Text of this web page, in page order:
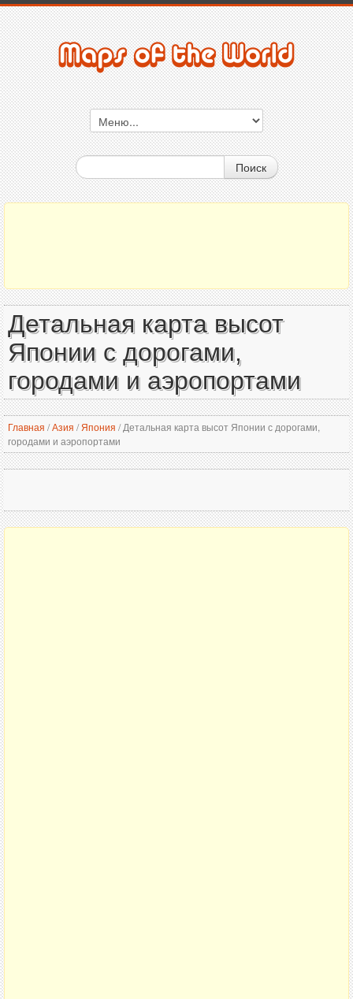
Поиск
Детальная карта высот
Японии с дорогами,
городами и аэропортами
Главная /Азия / Япония /Детальная карта высот Японии с дорогами,
городами и аэропортами